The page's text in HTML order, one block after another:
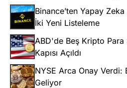
Binance’ten Yapay
İki Yeni Listeleme
ABD'de Beş Kripto Para
Kapısı Açıldı
NYSE Arca Onay Verdi:
Geliyor